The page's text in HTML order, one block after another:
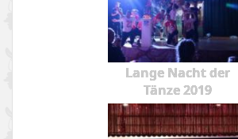
Lange Nacht der
Tänze 2019